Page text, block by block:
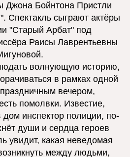
Джона Бойнтона Пристли
Спектакль сыграют актёры
"Старый Арбат" под
Раисы Лаврентьевны
волнующую историю,
в рамках одной
вечером,
помолвки. Известие,
дом инспектор полиции, по-
души и сердца героев
увидит, какая неведомая
между людьми,